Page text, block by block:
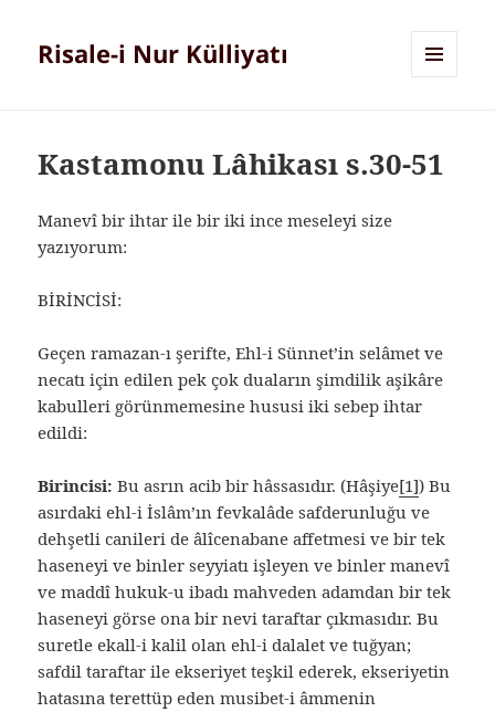
Risale-i Nur Külliyatı
Kastamonu Lâhikası s.30-51
Manevî bir ihtar ile bir iki ince meseleyi size
yazıyorum:
BİRİNCİSİ:
Geçen ramazan-ı şerifte, Ehl-i Sünnet’in selâmet ve
necatı için edilen pek çok duaların şimdilik aşikâre
kabulleri görünmemesine hususi iki sebep ihtar
edildi:
Birincisi: Bu asrın acib bir hâssasıdır. (Hâşiye[1]) Bu
asırdaki ehl-i İslâm’ın fevkalâde safderunluğu ve
dehşetli canileri de âlîcenabane affetmesi ve bir tek
haseneyi ve binler seyyiatı işleyen ve binler manevî
ve maddî hukuk-u ibadı mahveden adamdan bir tek
haseneyi görse ona bir nevi taraftar çıkmasıdır. Bu
suretle ekall-i kalil olan ehl-i dalalet ve tuğyan;
safdil taraftar ile ekseriyet teşkil ederek, ekseriyetin
hatasına terettüp eden musibet-i âmmenin